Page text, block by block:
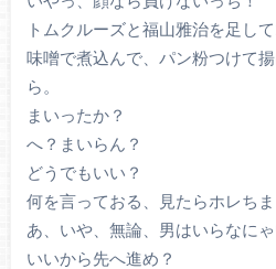
トムクルーズと福山雅治を足し
味噌で煮込んで、パン粉つけて
ら。
まいったか？
へ？まいらん？
どうでもいい？
何を言っておる、見たらホレちま
あ、いや、無論、男はいらなにゃ
いいから先へ進め？